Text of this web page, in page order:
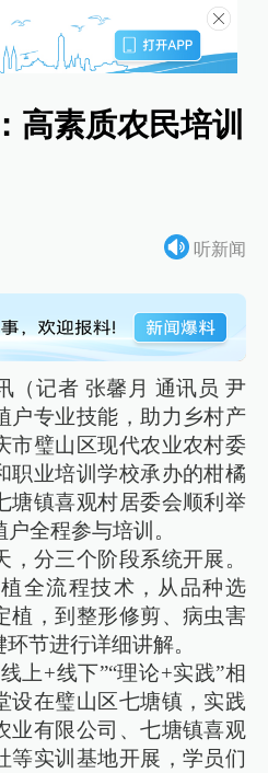
高素质农民培训
听新闻
（记者 张馨月 通讯员 尹
户专业技能，助力乡村产
市璧山区现代农业农村委
职业培训学校承办的柑橘
塘镇喜观村居委会顺利举
全程参与培训。
，分三个阶段系统开展。
全流程技术，从品种选
植，到整形修剪、病虫害
节进行详细讲解。
上+线下”“理论+实践”相
设在璧山区七塘镇，实践
业有限公司、七塘镇喜观
等实训基地开展，学员们